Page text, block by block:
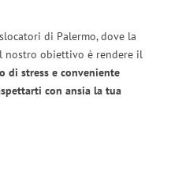
di Palermo, dove la
nostro obiettivo è rendere il
di stress e conveniente
con ansia la tua